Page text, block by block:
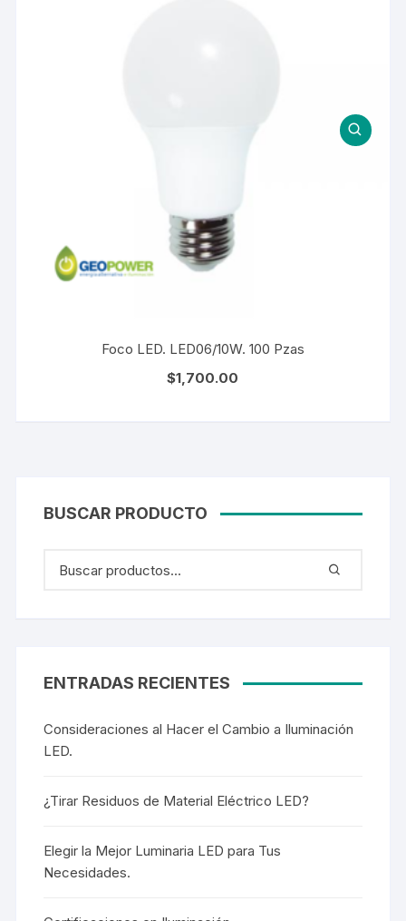
Foco LED. LED06/10W. 100 Pzas
$1,700.00
BUSCAR PRODUCTO
ENTRADAS RECIENTES
Consideraciones al Hacer el Cambio a Iluminación
LED.
¿Tirar Residuos de Material Eléctrico LED?
Elegir la Mejor Luminaria LED para Tus
Necesidades.